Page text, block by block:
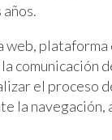
web,
comunicación
el proceso
la navegación,